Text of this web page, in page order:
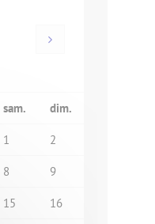
sam. dim.
1 2
8 9
15 16